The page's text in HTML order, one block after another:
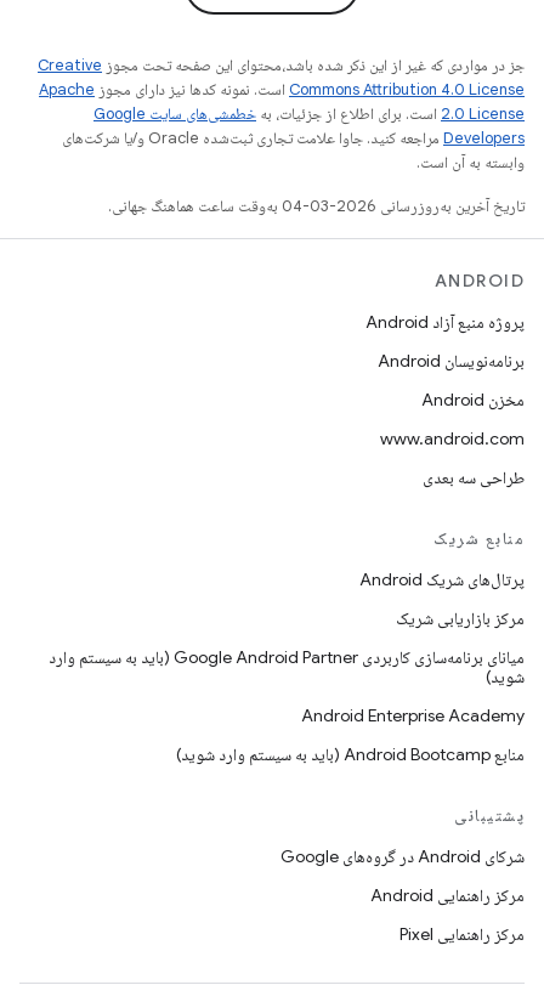
جز در مواردی که غیر از این ذکر شده باشد،‌محتوای این صفحه تحت مجوز Creative
Commons Attribution 4.0 License است. نمونه کدها نیز دارای مجوز Apache
2.0 License است. برای اطلاع از جزئیات، به
خطمشی‌های سایت Google
Developers‏
مراجعه کنید. جاوا علامت تجاری ثبت‌شده Oracle و/یا شرکت‌های
وابسته به آن است.
تاریخ آخرین به‌روزرسانی 2026-03-04 به‌وقت ساعت هماهنگ جهانی.
ANDROID
پروژه منبع آزاد Android
برنامه‌نویسان Android
مخزن Android
www.android.com
طراحی سه بعدی
منابع شریک
پرتال‌های شریک Android
مرکز بازاریابی شریک
میانای برنامه‌سازی کاربردی Google Android Partner (باید به سیستم وارد
شوید)
Android Enterprise Academy
منابع Android Bootcamp (باید به سیستم وارد شوید)
پشتیبانی
شرکای Android در گروه‌های Google
مرکز راهنمایی Android
مرکز راهنمایی Pixel